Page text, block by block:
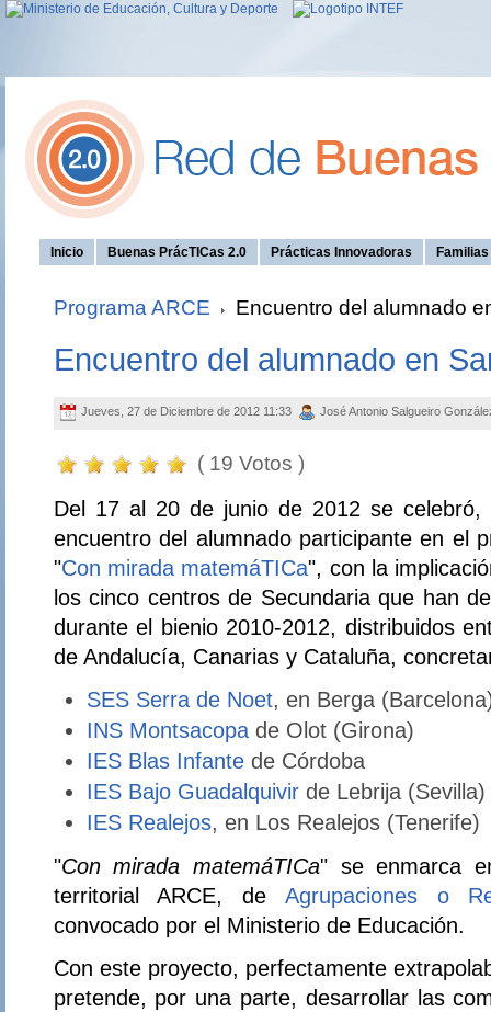
Inicio Buenas PrácTICas 2.0 Prácticas Innovadoras
Programa ARCE Encuentro del alumnado
Encuentro del alumnado en
Jueves, 27 de Diciembre de 2012 11:33 José Antonio Salgueiro
( 19 Votos )
Del 17 al 20 de junio de 2012 se celebró,
encuentro del alumnado participante en el
"Con mirada matemáTICa", con la
los cinco centros de Secundaria que han
durante el bienio 2010-2012, distribuidos
de Andalucía, Canarias y Cataluña,
SES Serra de Noet, en Berga
INS Montsacopade Olot (Girona)
IES Blas Infantede Córdoba
IES Bajo Guadalquivirde Lebrija (Sevilla)
IES Realejos, en Los Realejos (Tenerife)
"Con mirada matemáTICa" se enmarca
territorial ARCE, de Agrupaciones o
convocado por el Ministerio de Educación.
Con este proyecto, perfectamente
pretende, por una parte, desarrollar las